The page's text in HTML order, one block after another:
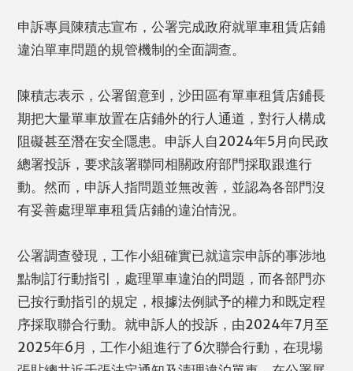
Like Facebook Twitter Line
WhatsApp Email Print
申訴專員陳積志宣布，公署完成政府就單車租賃店鋪
違泊單車問題的規管機制的全面調查。
陳積志表示，公署留意到，沙田區有單車租賃店鋪長
期把大量單車放置在店鋪外的行人通道，對行人構成
阻礙甚至潛在安全隱患。申訴人自2024年5月向民政
總署投訴，要求該署聯同相關政府部門採取跟進行
動。然而，申訴人指問題並無改善，並認為各部門沒
有妥善處理單車租賃店鋪的違泊情況。
公署調查發現，工作小組確實已就這宗申訴的事涉地
點制訂行動指引，處理單車違泊的問題，而各部門亦
已按行動指引的規定，根據法例賦予的權力和既定程
序採取聯合行動。就申訴人的投訴，由2024年7月至
2025年6月，工作小組進行了6次聯合行動，在現場